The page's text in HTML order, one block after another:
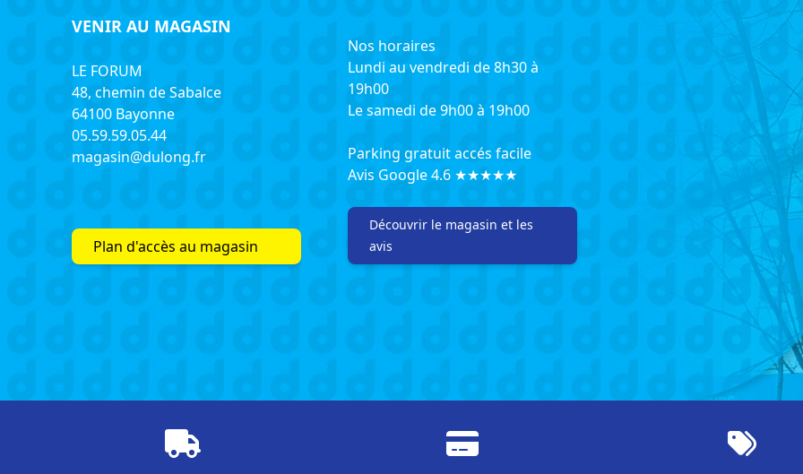
VENIR AU MAGASIN
LE FORUM
48, chemin de Sabalce
64100 Bayonne
05.59.59.05.44
magasin@dulong.fr
Plan d'accès au magasin
Nos horaires
Lundi au vendredi de 8h30 à
19h00
Le samedi de 9h00 à 19h00
Parking gratuit accés facile
Avis Google 4.6 ★★★★★
Découvrir le magasin et les
avis